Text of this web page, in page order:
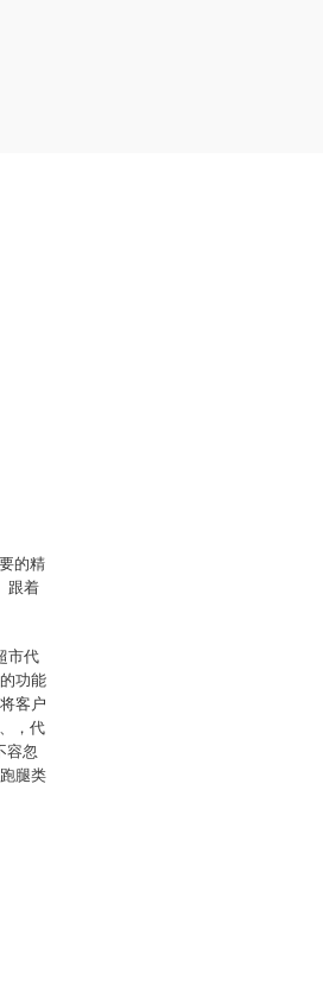
的精
跟着
市代
功能
客户
，代
容忽
腿类